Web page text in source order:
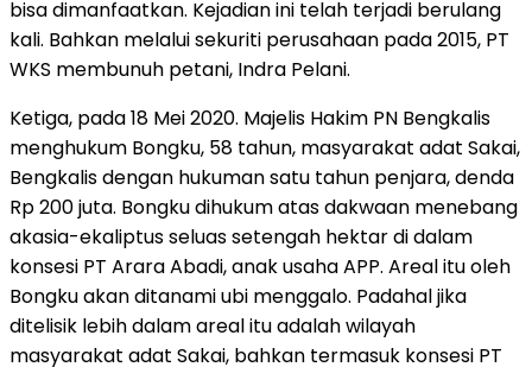
bisa dimanfaatkan. Kejadian ini telah terjadi berulang
kali. Bahkan melalui sekuriti perusahaan pada 2015, PT
WKS membunuh petani, Indra Pelani.
Ketiga, pada 18 Mei 2020. Majelis Hakim PN Bengkalis
menghukum Bongku, 58 tahun, masyarakat adat Sakai,
Bengkalis dengan hukuman satu tahun penjara, denda
Rp 200 juta. Bongku dihukum atas dakwaan menebang
akasia-ekaliptus seluas setengah hektar di dalam
konsesi PT Arara Abadi, anak usaha APP. Areal itu oleh
Bongku akan ditanami ubi menggalo. Padahal jika
ditelisik lebih dalam areal itu adalah wilayah
masyarakat adat Sakai, bahkan termasuk konsesi PT